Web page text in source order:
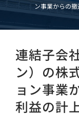
ン事業からの
連結子会
ン）の株
ョン事業
利益の計